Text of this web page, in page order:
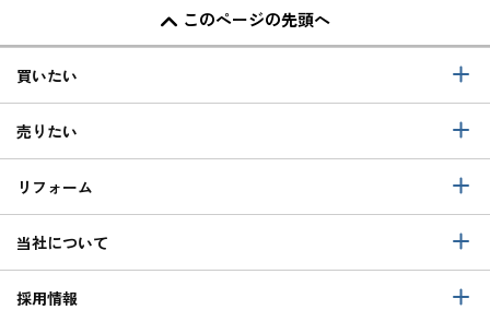
このページの先頭へ
買いたい
売りたい
リフォーム
当社について
採用情報